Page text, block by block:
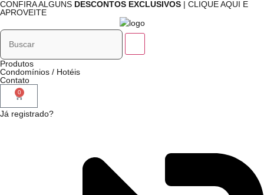
CONFIRA ALGUNS DESCONTOS EXCLUSIVOS | CLIQUE AQUI E
APROVEITE
Produtos
Condomínios / Hotéis
Contato
0
Já registrado?